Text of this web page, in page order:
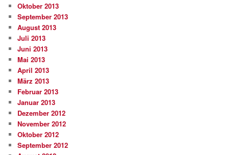
Oktober 2013
September 2013
August 2013
Juli 2013
Juni 2013
Mai 2013
April 2013
März 2013
Februar 2013
Januar 2013
Dezember 2012
November 2012
Oktober 2012
September 2012